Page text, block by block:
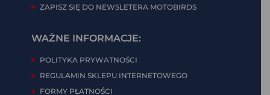
ZAPISZ SIĘ DO NEWSLETERA MOTOBIRDS
WAŻNE INFORMACJE:
POLITYKA PRYWATNOŚCI
REGULAMIN SKLEPU INTERNETOWEGO
FORMY PŁATNOŚCI